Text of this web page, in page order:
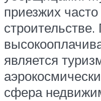
приезжих
является
сфера